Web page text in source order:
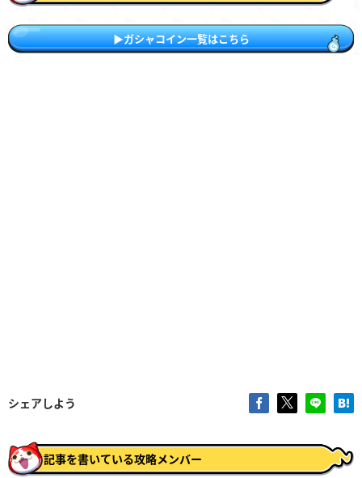
▶ガシャコイン一覧はこちら
シェアしよう
記事を書いている攻略メンバー